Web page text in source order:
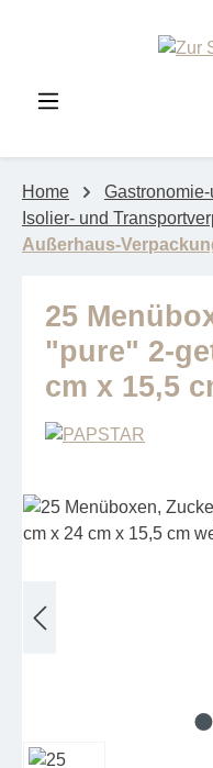
Home
Isolier- und
Außerhaus-
25
"pure" 2-
cm x 15,5
Bildergalerie